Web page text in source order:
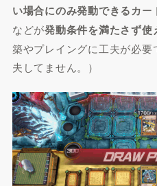
い場合にのみ発動できるカー
などが発動条件を満たさず使
築やプレイングに工夫が必
夫してません。）